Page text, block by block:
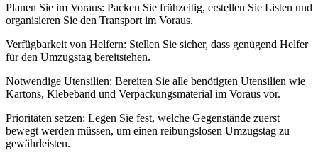
Planen Sie im Voraus: Packen Sie frühzeitig, erstellen Sie Listen und
organisieren Sie den Transport im Voraus.
Verfügbarkeit von Helfern: Stellen Sie sicher, dass genügend Helfer
für den Umzugstag bereitstehen.
Notwendige Utensilien: Bereiten Sie alle benötigten Utensilien wie
Kartons, Klebeband und Verpackungsmaterial im Voraus vor.
Prioritäten setzen: Legen Sie fest, welche Gegenstände zuerst
bewegt werden müssen, um einen reibungslosen Umzugstag zu
gewährleisten.